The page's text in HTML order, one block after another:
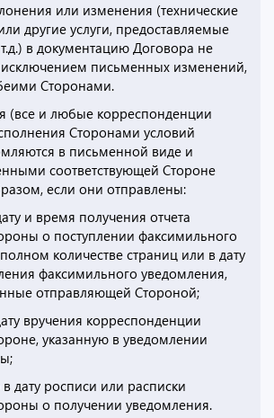
или изменения (технические
другие услуги, предоставляемые
в документацию Договора не
исключением письменных изменений,
Сторонами.
(все и любые корреспонденции
Сторонами условий
в письменной виде и
соответствующей Стороне
если они отправлены:
и время получения отчета
о поступлении факсимильного
количестве страниц или в дату
факсимильного уведомления,
отправляющей Стороной;
вручения корреспонденции
указанную в уведомлении
дату росписи или расписки
о получении уведомления.